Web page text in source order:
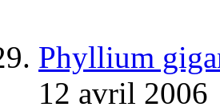
Phyllium
12 avril 2006